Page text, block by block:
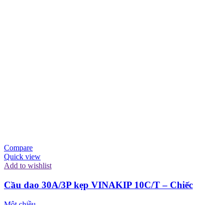
Compare
Quick view
Add to wishlist
Cầu dao 30A/3P kẹp VINAKIP 10C/T – Chiếc